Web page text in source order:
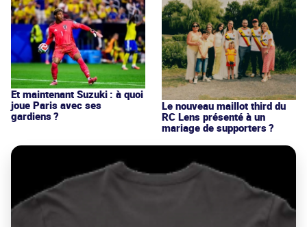
Et maintenant Suzuki : à quoi
joue Paris avec ses
gardiens ?
Le nouveau maillot third du
RC Lens présenté à un
mariage de supporters ?